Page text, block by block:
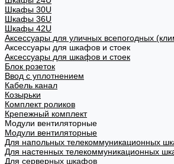
Шкафы 30U
Шкафы 36U
Шкафы 42U
Аксессуары для уличных всепогодных
Аксессуары для шкафов и стоек
Аксессуары для шкафов и стоек
Блок розеток
Ввод с уплотнением
Кабель канал
Козырьки
Комплект роликов
Крепежный комплект
Модули вентиляторные
Модули вентиляторные
Для напольных телекоммуникационных
Для настенных телекоммуникационных
Для серверных шкафов